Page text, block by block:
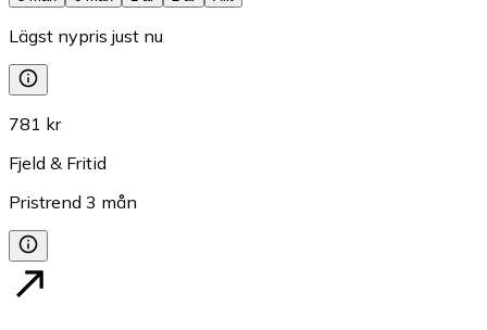
Lägst nypris just nu
781 kr
Fjeld & Fritid
Pristrend 3 mån